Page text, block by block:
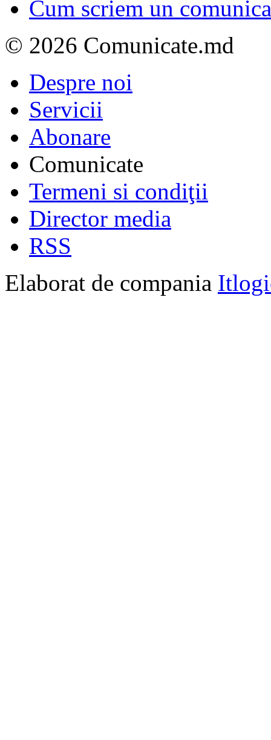
Cum scriem un
© 2026 Comunicate.md
Despre noi
Servicii
Abonare
Comunicate
Termeni si condiţii
Director media
RSS
Elaborat de compania